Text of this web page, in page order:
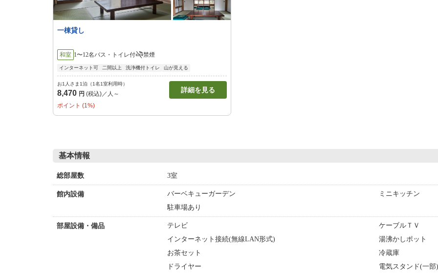
一棟貸し
和室 1〜12名バス・トイレ付 禁煙
インターネット可 二間以上 洗浄機付トイレ 山が見える
お1人さま1泊（1名1室利用時）
8,470 円 (税込)／人～ 詳細を見る
ポイント (1%)
基本情報
総部屋数 3室
館内設備 バーベキューガーデン
ミニキッチン
駐車場あり
部屋設備・備品 テレビ
ケーブルＴＶ
インターネット接続(無線LAN形式)
湯沸かしポット
お茶セット
冷蔵庫
ドライヤー
電気スタンド(一部